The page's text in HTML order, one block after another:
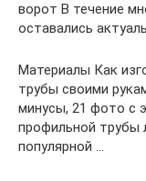
ворот В течение
оставались
Материалы Как
трубы своими
минусы, 21 фото с
профильной трубы
популярной …